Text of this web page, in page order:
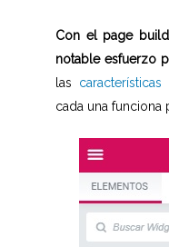
Con el page
notable esfuerzo
las características
cada una funciona